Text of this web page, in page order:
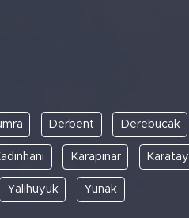
Derbent Derebucak
Karapınar Karatay
Yalıhüyük Yunak